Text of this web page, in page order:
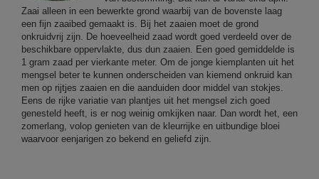
Zaai alleen in een bewerkte grond waarbij van de bovenste laag
een fijn zaaibed gemaakt is. Bij het zaaien moet de grond
onkruidvrij zijn. De hoeveelheid zaad wordt goed verdeeld over de
beschikbare oppervlakte, dus dun zaaien. Een goed gemiddelde is
1 gram zaad per vierkante meter. Om de jonge kiemplanten uit het
mengsel beter te kunnen onderscheiden van kiemend onkruid kan
men op rijtjes zaaien en die aanduiden door middel van stokjes.
Eens de rijke variatie van plantjes uit het mengsel zich goed
genesteld heeft, is er nog weinig omkijken naar. Dan wordt het, een
zomerlang, volop genieten van de kleurrijke en uitbundige bloei
waarvoor eenjarigen zo bekend en geliefd zijn.